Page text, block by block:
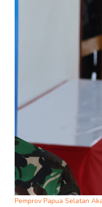
Pemprov Papua Selatan